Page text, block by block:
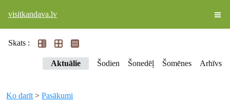
visitkandava.lv
Skats :
Aktuālie Šodien Šonedēļ Šomēnes Arhīvs
Ko darīt >Pasākumi